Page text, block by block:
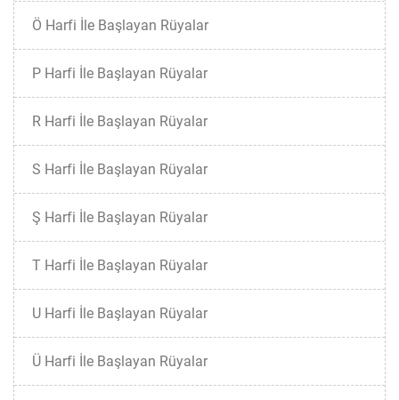
Ö Harfi İle Başlayan Rüyalar
P Harfi İle Başlayan Rüyalar
R Harfi İle Başlayan Rüyalar
S Harfi İle Başlayan Rüyalar
Ş Harfi İle Başlayan Rüyalar
T Harfi İle Başlayan Rüyalar
U Harfi İle Başlayan Rüyalar
Ü Harfi İle Başlayan Rüyalar